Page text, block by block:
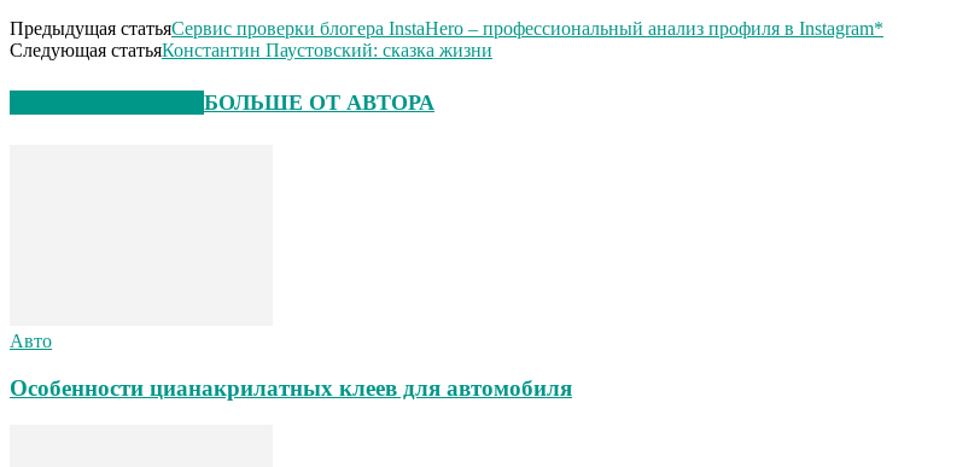
Предыдущая статьяСервис проверки блогера InstaHero – профессиональный анализ профиля в Instagram*
Следующая статьяКонстантин Паустовский: сказка жизни
БОЛЬШЕ ОТ АВТОРА
Авто
Особенности цианакрилатных клеев для автомобиля